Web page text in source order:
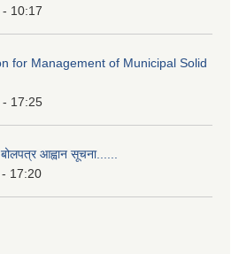
10:17
for Management of Municipal Solid
17:25
बोलपत्र आह्वान सूचना......
17:20